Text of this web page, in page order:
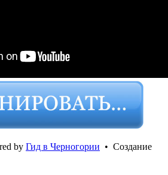
by Гид в Черногории • Создание